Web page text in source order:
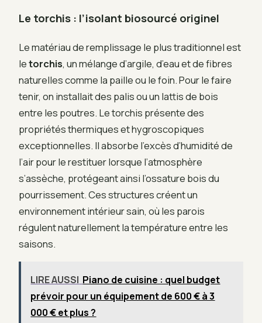
Le torchis : l’isolant biosourcé originel
Le matériau de remplissage le plus traditionnel est
letorchis, un mélange d’argile, d’eau et de fibres
naturelles comme la paille ou le foin. Pour le faire
tenir, on installait des palis ou un lattis de bois
entre les poutres. Le torchis présente des
propriétés thermiques et hygroscopiques
exceptionnelles. Il absorbe l’excès d’humidité de
l’air pour le restituer lorsque l’atmosphère
s’assèche, protégeant ainsi l’ossature bois du
pourrissement. Ces structures créent un
environnement intérieur sain, où les parois
régulent naturellement la température entre les
saisons.
LIRE AUSSI Piano de cuisine : quel budget
prévoir pour un équipement de 600 € à 3
000 € et plus ?